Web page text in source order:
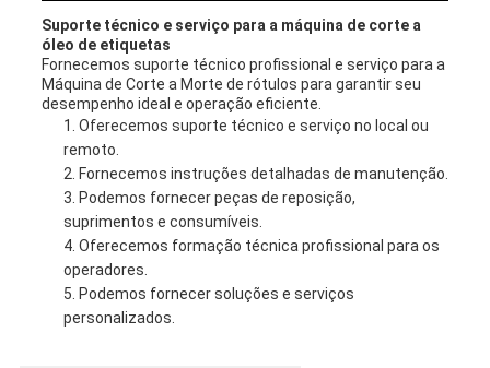
Suporte técnico e serviço para a máquina de corte a
óleo de etiquetas
Fornecemos suporte técnico profissional e serviço para a
Máquina de Corte a Morte de rótulos para garantir seu
desempenho ideal e operação eficiente.
Oferecemos suporte técnico e serviço no local ou
remoto.
Fornecemos instruções detalhadas de manutenção.
Podemos fornecer peças de reposição,
suprimentos e consumíveis.
Oferecemos formação técnica profissional para os
operadores.
Podemos fornecer soluções e serviços
personalizados.